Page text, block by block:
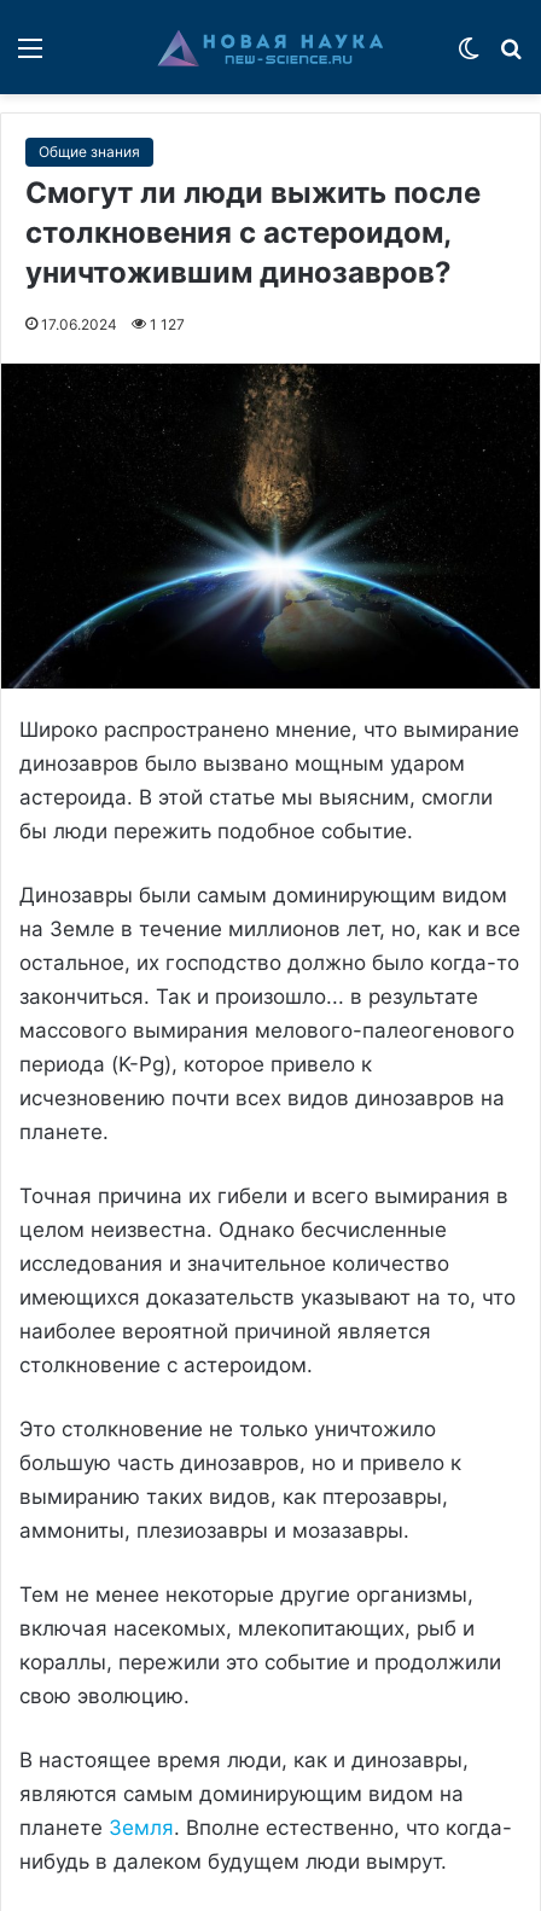
Общие знания
Смогут ли люди выжить после
столкновения с астероидом,
уничтожившим динозавров?
17.06.2024 1 127
Широко распространено мнение, что вымирание
динозавров было вызвано мощным ударом
астероида. В этой статье мы выясним, смогли
бы люди пережить подобное событие.
Динозавры были самым доминирующим видом
на Земле в течение миллионов лет, но, как и все
остальное, их господство должно было когда-то
закончиться. Так и произошло... в результате
массового вымирания мелового-палеогенового
периода (K-Pg), которое привело к
исчезновению почти всех видов динозавров на
планете.
Точная причина их гибели и всего вымирания в
целом неизвестна. Однако бесчисленные
исследования и значительное количество
имеющихся доказательств указывают на то, что
наиболее вероятной причиной является
столкновение с астероидом.
Это столкновение не только уничтожило
большую часть динозавров, но и привело к
вымиранию таких видов, как птерозавры,
аммониты, плезиозавры и мозазавры.
Тем не менее некоторые другие организмы,
включая насекомых, млекопитающих, рыб и
кораллы, пережили это событие и продолжили
свою эволюцию.
В настоящее время люди, как и динозавры,
являются самым доминирующим видом на
планете Земля. Вполне естественно, что когда-
нибудь в далеком будущем люди вымрут.